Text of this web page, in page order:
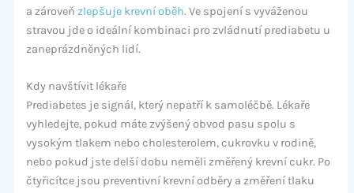
a zároveň zlepšuje krevní oběh. Ve spojení s vyváženou
stravou jde o ideální kombinaci pro zvládnutí prediabetu u
zaneprázdněných lidí.
Kdy navštívit lékaře
Prediabetes je signál, který nepatří k samoléčbě. Lékaře
vyhledejte, pokud máte zvýšený obvod pasu spolu s
vysokým tlakem nebo cholesterolem, cukrovku v rodině,
nebo pokud jste delší dobu neměli změřený krevní cukr. Po
čtyřicítce jsou preventivní krevní odběry a změření tlaku